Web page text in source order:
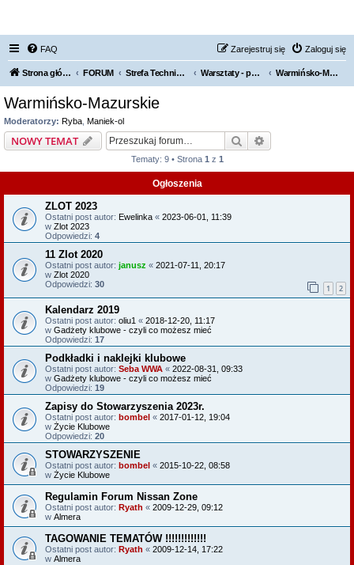
FAQ Zaloguj się
Zarejestruj się
Strona główna KLUBU FORUM Strefa Techniczna Warsztaty - polecamy, odradzamy Warmińsko-Mazurskie
Warmińsko-Mazurskie
Moderatorzy: Ryba Maniek-ol
NOWY TEMAT Szukaj
Tematy: 9 • Strona 1 z 1
Ogłoszenia
ZLOT 2023
Ostatni post autor: Ewelinka « 2023-06-01, 11:39
w Zlot 2023
Odpowiedzi: 4
11 Zlot 2020
Ostatni post autor: janusz « 2021-07-11, 20:17
w Zlot 2020
Odpowiedzi: 30 1 2
Kalendarz 2019
Ostatni post autor: oliu1 « 2018-12-20, 11:17
w Gadżety klubowe - czyli co możesz mieć
Odpowiedzi: 17
Podkładki i naklejki klubowe
Ostatni post autor: Seba WWA « 2022-08-31, 09:33
w Gadżety klubowe - czyli co możesz mieć
Odpowiedzi: 19
Zapisy do Stowarzyszenia 2023r.
Ostatni post autor: bombel « 2017-01-12, 19:04
w Życie Klubowe
Odpowiedzi: 20
STOWARZYSZENIE
Ostatni post autor: bombel « 2015-10-22, 08:58
w Życie Klubowe
Regulamin Forum Nissan Zone
Ostatni post autor: Ryath « 2009-12-29, 09:12
w Almera
TAGOWANIE TEMATÓW !!!!!!!!!!!!!
Ostatni post autor: Ryath « 2009-12-14, 17:22
w Almera